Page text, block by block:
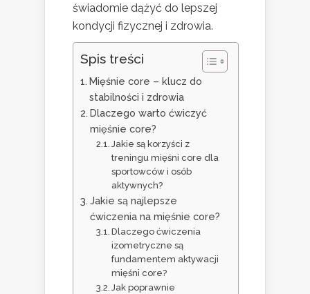
świadomie dążyć do lepszej
kondycji fizycznej i zdrowia.
Spis treści
Mięśnie core – klucz do
stabilności i zdrowia
Dlaczego warto ćwiczyć
mięśnie core?
Jakie są korzyści z
treningu mięśni core dla
sportowców i osób
aktywnych?
Jakie są najlepsze
ćwiczenia na mięśnie core?
Dlaczego ćwiczenia
izometryczne są
fundamentem aktywacji
mięśni core?
Jak poprawnie